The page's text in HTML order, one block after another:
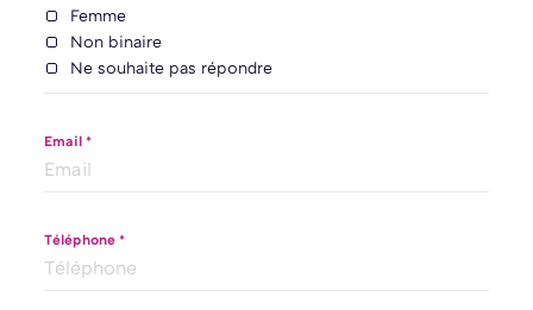
Femme
Non binaire
Ne souhaite pas répondre
Email *
Téléphone *